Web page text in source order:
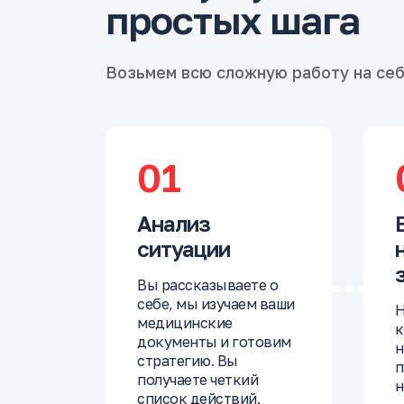
простых шага
Возьмем всю сложную работу на
01
Анализ
ситуации
Вы рассказываете о
себе, мы изучаем ваши
медицинские
документы и готовим
стратегию. Вы
получаете четкий
список действий.